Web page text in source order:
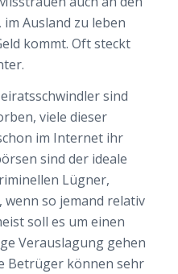
Ausland zu leben
kommt. Oft steckt
sind
viele dieser
im Internet ihr
sind der ideale
Lügner,
wenn so jemand relativ
soll es um einen
Verauslagung gehen
Betrüger können sehr